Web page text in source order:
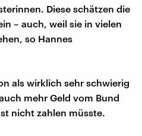
Diese schätzen die
– auch, weil sie in vielen
so Hannes
als wirklich sehr schwierig
mehr Geld vom Bund
nicht zahlen müsste.